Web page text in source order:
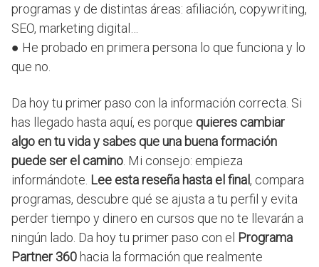
programas y de distintas áreas: afiliación, copywriting,
SEO, marketing digital…
● He probado en primera persona lo que funciona y lo
que no.
Da hoy tu primer paso con la información correcta. Si
has llegado hasta aquí, es porque quieres cambiar
algo en tu vida y sabes que una buena formación
puede ser el camino . Mi consejo: empieza
informándote. Lee esta reseña hasta el final, compara
programas, descubre qué se ajusta a tu perfil y evita
perder tiempo y dinero en cursos que no te llevarán a
ningún lado. Da hoy tu primer paso con el Programa
Partner 360 hacia la formación que realmente